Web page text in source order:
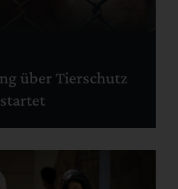
über Tierschutz
startet